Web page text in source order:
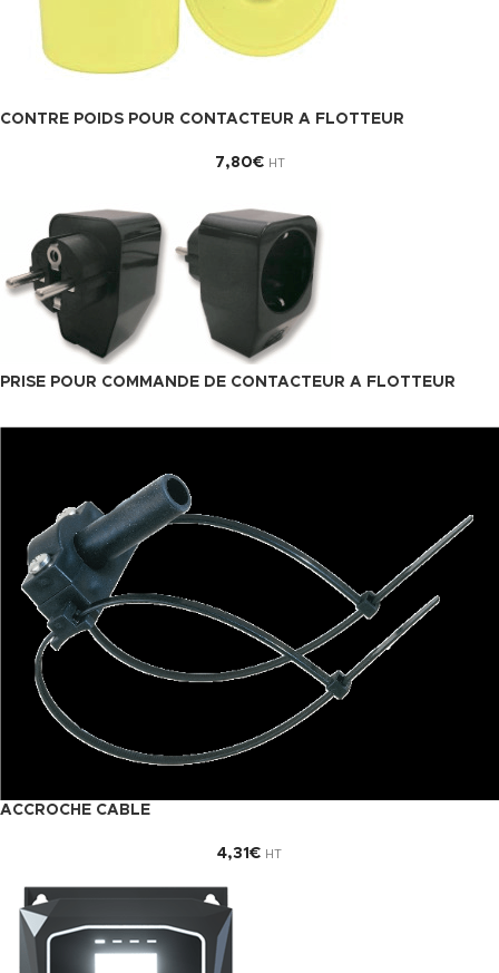
CONTRE POIDS POUR CONTACTEUR A FLOTTEUR
7,80€ HT
PRISE POUR COMMANDE DE CONTACTEUR A FLOTTEUR
ACCROCHE CABLE
4,31 € HT